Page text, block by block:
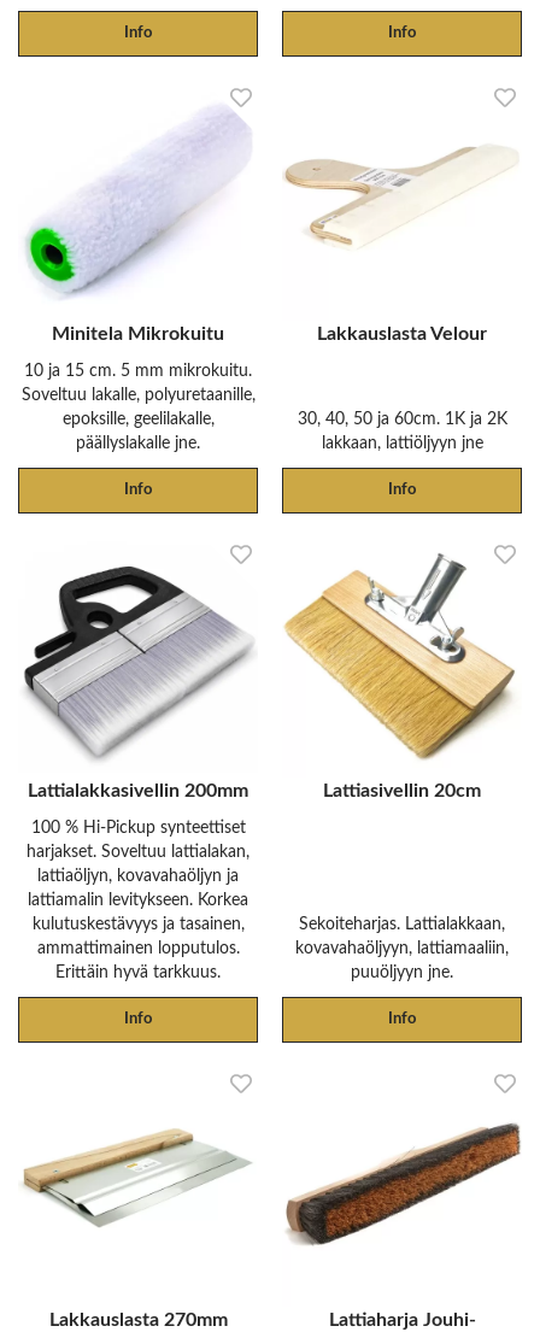
Info Info
Minitela Mikrokuitu
10 ja 15 cm. 5 mm mikrokuitu.
Soveltuu lakalle, polyuretaanille,
epoksille, geelilakalle,
päällyslakalle jne.
Info
Lakkauslasta Velour
30, 40, 50 ja 60cm. 1K ja 2K
lakkaan, lattiöljyyn jne
Info
Lattialakkasivellin 200mm
100 % Hi-Pickup synteettiset
harjakset. Soveltuu lattialakan,
lattiaöljyn, kovavahaöljyn ja
lattiamalin levitykseen. Korkea
kulutuskestävyys ja tasainen,
ammattimainen lopputulos.
Erittäin hyvä tarkkuus.
Info
Lattiasivellin 20cm
Sekoiteharjas. Lattialakkaan,
kovavahaöljyyn, lattiamaaliin,
puuöljyyn jne.
Info
Lakkauslasta 270mm
Lattiaharja Jouhi-